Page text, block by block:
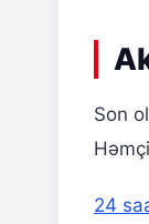
Son
24